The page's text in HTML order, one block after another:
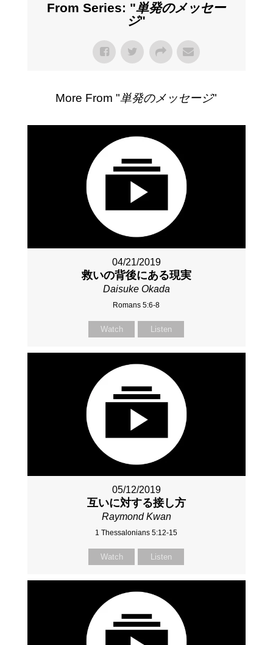
From Series: "単発のメッセー
ジ"
More From "単発のメッセージ"
04/21/2019
救いの背後にある現実
Daisuke Okada
Romans 5:6-8
Watch Listen
05/12/2019
互いに対する接し方
Raymond Kwan
1 Thessalonians 5:12-15
Watch Listen